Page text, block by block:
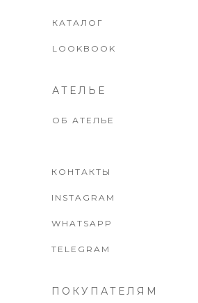
КАТАЛОГ
АТЕЛЬЕ
ПОКУПАТЕЛЯМ
LOOKBOOK
ОБ АТЕЛЬЕ
КОНТАКТЫ
INSTAGRAM
WHATSAPP
TELEGRAM